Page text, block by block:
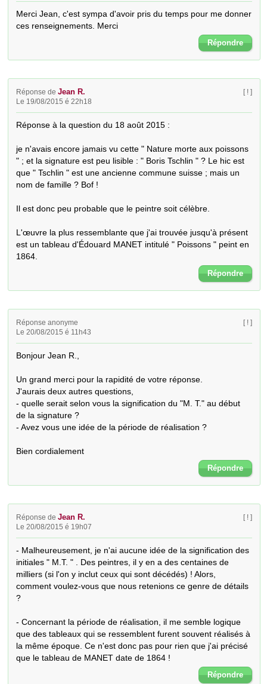
Merci Jean, c'est sympa d'avoir pris du temps pour me donner
ces renseignements. Merci
Répondre
Réponse deJean R.
Le 19/08/2015 é 22h18
[ ! ]
Réponse à la question du 18 août 2015 :
je n'avais encore jamais vu cette " Nature morte aux poissons
" ; et la signature est peu lisible : " Boris Tschlin " ? Le hic est
que " Tschlin " est une ancienne commune suisse ; mais un
nom de famille ? Bof !
Il est donc peu probable que le peintre soit célèbre.
L'œuvre la plus ressemblante que j'ai trouvée jusqu'à présent
est un tableau d'Édouard MANET intitulé " Poissons " peint en
1864.
Répondre
Réponse anonyme
Le 20/08/2015 é 11h43
[ ! ]
Bonjour Jean R.,
Un grand merci pour la rapidité de votre réponse.
J'aurais deux autres questions,
- quelle serait selon vous la signification du "M. T." au début
de la signature ?
- Avez vous une idée de la période de réalisation ?
Bien cordialement
Répondre
Réponse deJean R.
Le 20/08/2015 é 19h07
[ ! ]
- Malheureusement, je n'ai aucune idée de la signification des
initiales " M.T. " . Des peintres, il y en a des centaines de
milliers (si l'on y inclut ceux qui sont décédés) ! Alors,
comment voulez-vous que nous retenions ce genre de détails
?
- Concernant la période de réalisation, il me semble logique
que des tableaux qui se ressemblent furent souvent réalisés à
la même époque. Ce n'est donc pas pour rien que j'ai précisé
que le tableau de MANET date de 1864 !
Répondre